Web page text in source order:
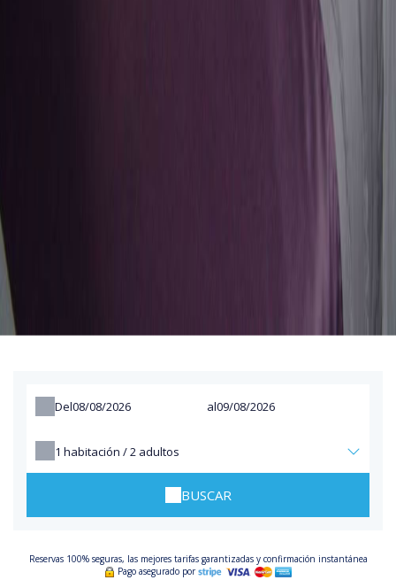
Del al
1 habitación /2 adultos
BUSCAR
Reservas 100% seguras, las mejores tarifas garantizadas y confirmación instantánea
Pago asegurado por